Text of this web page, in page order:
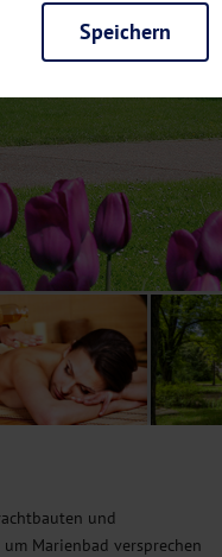
und
Marienbad versprechen
beispielsweise
schneller zur Verfügung zu
Daten für
bestimmter Seiten unseres
Durch diese Dienste
zu der Verarbeitung
Einstellungenwiderrufen.
Ihren Interessen anzuzeigen.
Speichern